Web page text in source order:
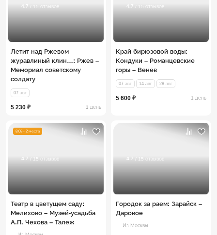
4.7 / 15 отзывов
Летит над Ржевом
журавлиный клин…: Ржев –
Мемориал советскому
солдату
07 авг
5 230 ₽ 1 день
4.7 / 15 отзывов
Край бирюзовой воды:
Кондуки – Романцевские
горы – Венёв
07 авг 14 авг 28 авг
5 600 ₽ 1 день
8.08 - 2 места
4.7 / 15 отзывов
Театр в цветущем саду:
Мелихово – Музей-усадьба
А.П. Чехова – Талеж
4.7 / 15 отзывов
Городок за раем: Зарайск –
Даровое
Из Москвы